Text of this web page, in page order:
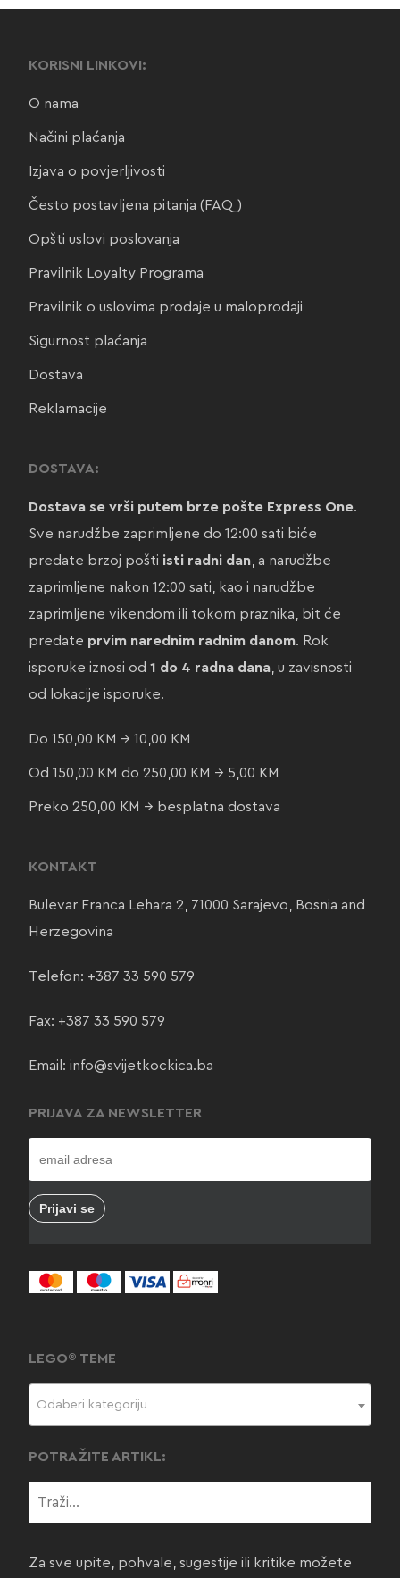
KORISNI LINKOVI:
O nama
Načini plaćanja
Izjava o povjerljivosti
Često postavljena pitanja (FAQ)
Opšti uslovi poslovanja
Pravilnik Loyalty Programa
Pravilnik o uslovima prodaje u maloprodaji
Sigurnost plaćanja
Dostava
Reklamacije
DOSTAVA:
Dostava se vrši putem brze pošte Express One.
Sve narudžbe zaprimljene do 12:00 sati biće
predate brzoj pošti isti radni dan, a narudžbe
zaprimljene nakon 12:00 sati, kao i narudžbe
zaprimljene vikendom ili tokom praznika, bit će
predate prvim narednim radnim danom. Rok
isporuke iznosi od 1 do 4 radna dana, u zavisnosti
od lokacije isporuke.
Do 150,00 KM → 10,00 KM
Od 150,00 KM do 250,00 KM → 5,00 KM
Preko 250,00 KM → besplatna dostava
KONTAKT
Bulevar Franca Lehara 2, 71000 Sarajevo, Bosnia and
Herzegovina
Telefon: +387 33 590 579
Fax: +387 33 590 579
Email: info@svijetkockica.ba
PRIJAVA ZA NEWSLETTER
LEGO® TEME
Odaberi kategoriju
POTRAŽITE ARTIKL:
Za sve upite, pohvale, sugestije ili kritike možete